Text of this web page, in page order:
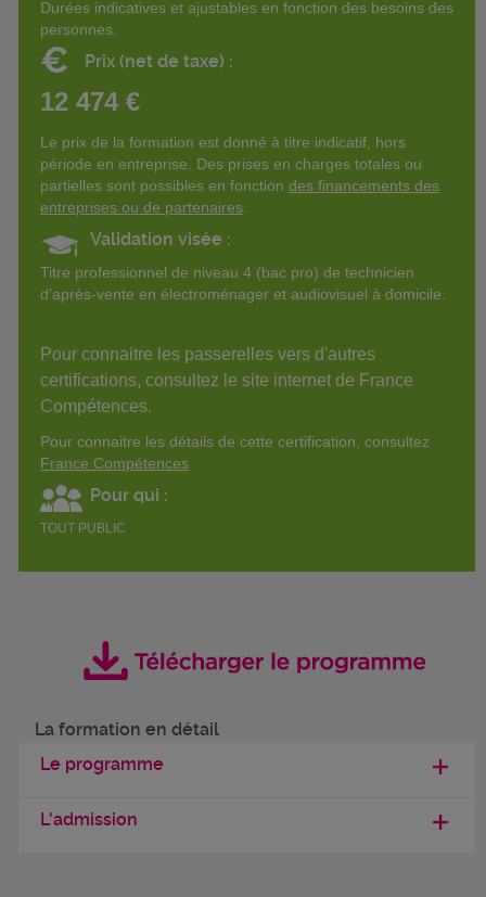
Durées indicatives et ajustables en fonction des besoins des
personnes.
€ Prix (net de taxe) :
12 474 €
Le prix de la formation est donné à titre indicatif, hors
période en entreprise. Des prises en charges totales ou
partielles sont possibles en fonction des financements des
entreprises ou de partenaires
Validation visée :
Titre professionnel de niveau 4 (bac pro) de technicien
d’après-vente en électroménager et audiovisuel à domicile.
Pour connaitre les passerelles vers d'autres
certifications, consultez le site internet de France
Compétences.
Pour connaitre les détails de cette certification, consultez
France Compétences
Pour qui :
TOUT PUBLIC
La formation en détail
Le programme
L'admission